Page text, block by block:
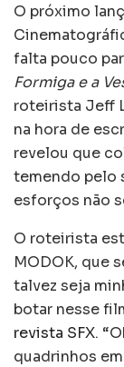
O próximo
falta pouco
Formiga e a
roteirista Jeff
na hora de
revelou que
temendo pelo
esforços não
O roteirista
MODOK, que
talvez seja
botar nesse
revista SFX.
quadrinhos